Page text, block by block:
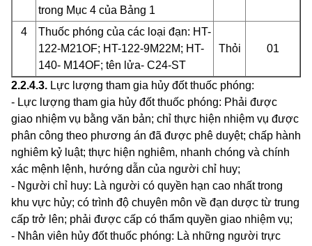
trong Mục 4 của Bảng 1
4
Thuốc phóng của các loại đạn: HT-
122-M21OF; HT-122-9M22M; HT-
140- M14OF; tên lửa- C24-ST
Thỏi 01
2.2.4.3. Lực lượng tham gia hủy đốt thuốc phóng:
- Lực lượng tham gia hủy đốt thuốc phóng: Phải được
giao nhiệm vụ bằng văn bản; chỉ thực hiện nhiệm vụ được
phân công theo phương án đã được phê duyệt; chấp hành
nghiêm kỷ luật; thực hiện nghiêm, nhanh chóng và chính
xác mệnh lệnh, hướng dẫn của người chỉ huy;
- Người chỉ huy: Là người có quyền hạn cao nhất trong
khu vực hủy; có trình độ chuyên môn về đạn dược từ trung
cấp trở lên; phải được cấp có thẩm quyền giao nhiệm vụ;
- Nhân viên hủy đốt thuốc phóng: Là những người trực